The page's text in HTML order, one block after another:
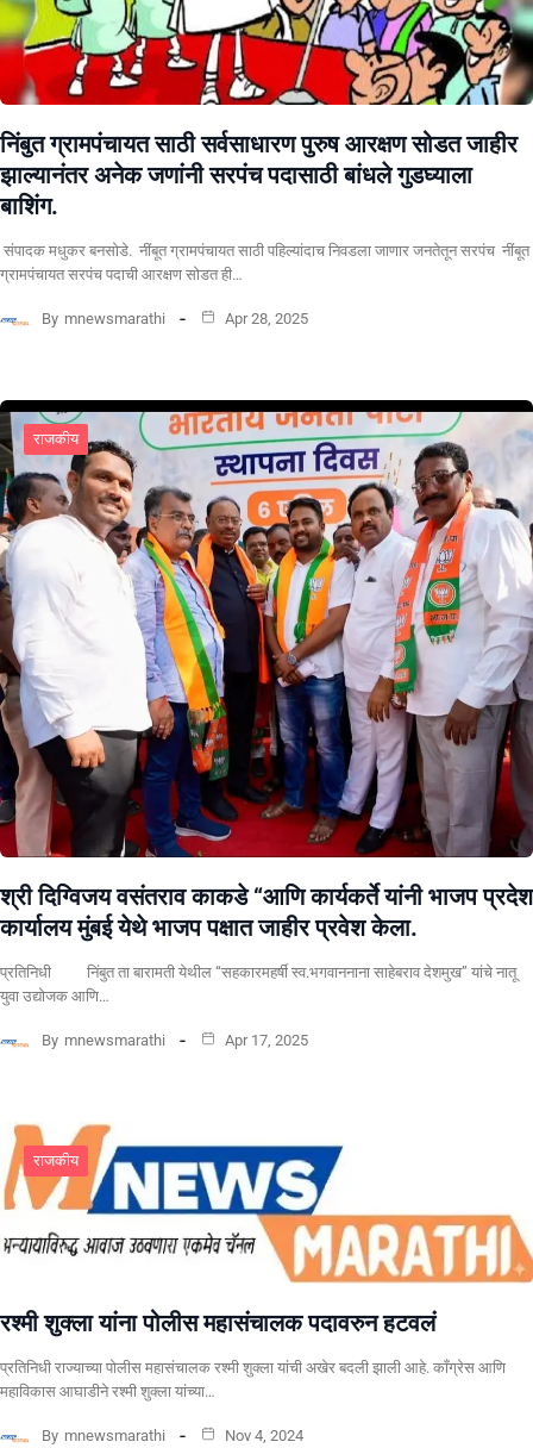
निंबुत ग्रामपंचायत साठी सर्वसाधारण पुरुष आरक्षण सोडत जाहीर
झाल्यानंतर अनेक जणांनी सरपंच पदासाठी बांधले गुडघ्याला
बाशिंग.
संपादक मधुकर बनसोडे. नींबूत ग्रामपंचायत साठी पहिल्यांदाच निवडला जाणार जनतेतून सरपंच नींबूत
ग्रामपंचायत सरपंच पदाची आरक्षण सोडत ही…
By mnewsmarathi Apr 28, 2025
राजकीय
श्री दिग्विजय वसंतराव काकडे “आणि कार्यकर्ते यांनी भाजप प्रदेश
कार्यालय मुंबई येथे भाजप पक्षात जाहीर प्रवेश केला.
प्रतिनिधी निंबुत ता बारामती येथील “सहकारमहर्षी स्व.भगवाननाना साहेबराव देशमुख” यांचे नातू
युवा उद्योजक आणि…
By mnewsmarathi Apr 17, 2025
राजकीय
रश्मी शुक्ला यांना पोलीस महासंचालक पदावरुन हटवलं
प्रतिनिधी राज्याच्या पोलीस महासंचालक रश्मी शुक्ला यांची अखेर बदली झाली आहे. काँग्रेस आणि
महाविकास आघाडीने रश्मी शुक्ला यांच्या…
By mnewsmarathi Nov 4, 2024